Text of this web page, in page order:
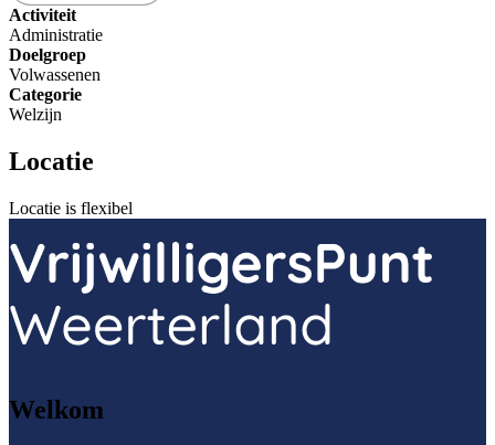
Activiteit
Administratie
Doelgroep
Volwassenen
Categorie
Welzijn
Locatie
Locatie is flexibel
Welkom